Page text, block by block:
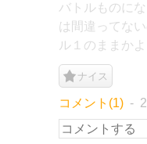
バトルものに
は間違ってな
ル１のままかよ
ナイス
コメント(1)